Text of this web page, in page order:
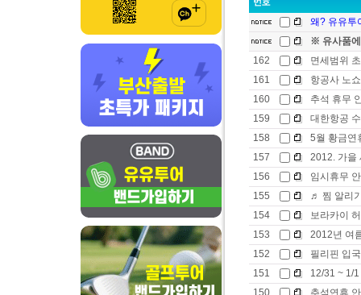
왜? 유유투
※ 유사품
162
면세범위
161
항공사 노
160
추석 휴무
159
대한항공
158
5월 황금연
157
2012. 가을
156
임시휴무
155
♬ 찜 알리
154
보라카이
153
2012년 여
152
필리핀 입
151
12/31 ~ 1/
150
추석연휴